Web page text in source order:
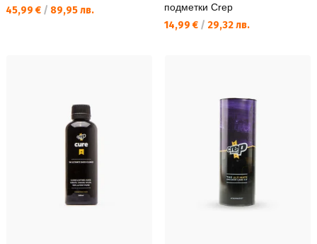
Текуща цена:
45,99 € / 89,95 лв.
подметки Crep
Текуща цена:
14,99 € / 29,32 лв.